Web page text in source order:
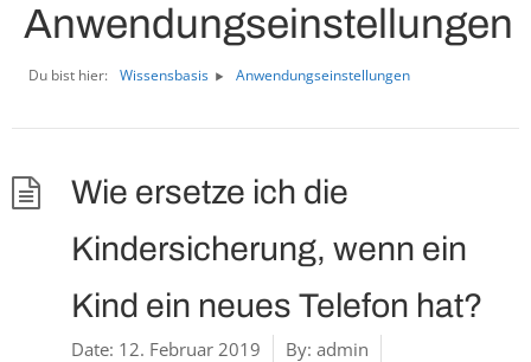
Anwendungseinstellungen
Du bist hier: Wissensbasis Anwendungseinstellungen
Wie ersetze ich die
Kindersicherung, wenn ein
Kind ein neues Telefon hat?
Date: 12. Februar 2019 By: admin